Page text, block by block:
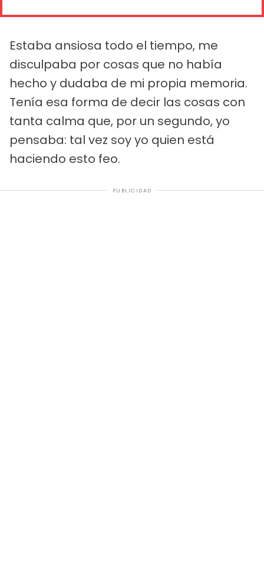
Estaba ansiosa todo el tiempo, me
disculpaba por cosas que no había
hecho y dudaba de mi propia memoria.
Tenía esa forma de decir las cosas con
tanta calma que, por un segundo, yo
pensaba: tal vez soy yo quien está
haciendo esto feo.
PUBLICIDAD